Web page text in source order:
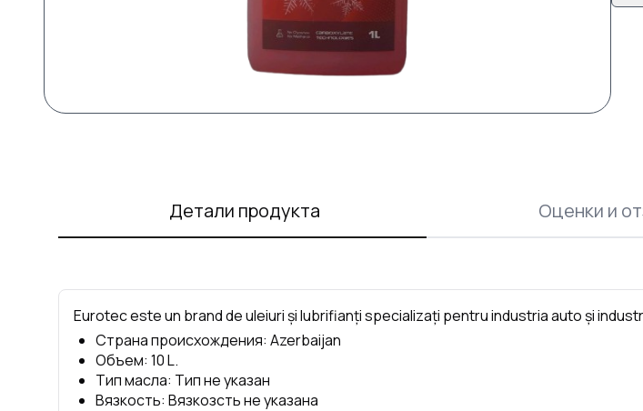
Детали продукта Оценки и
Eurotec este un brand de uleiuri și lubrifianți specializați pentru industria auto și
Страна происхождения: Azerbaijan
Объем: 10L.
Тип масла: Тип не указан
Вязкость: Вязкозсть не указана